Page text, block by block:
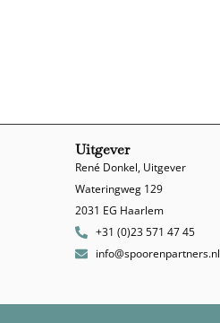
Uitgever
René Donkel, Uitgever
Wateringweg 129
2031 EG Haarlem
+31 (0)23 571 47 45
info@spoorenpartners.nl